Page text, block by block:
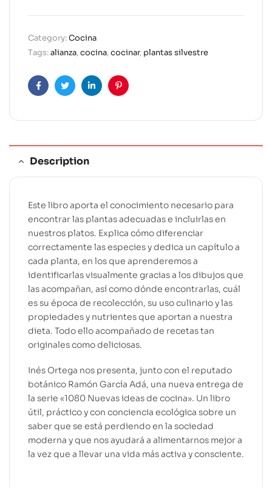
e
n
a
i
Category:Cocina
Tags:alianza,cocina,cocinar, plantas silvestre
FacebookTwitterLinkedinPinterest
Description
Este libro aporta el conocimiento necesario para
encontrar las plantas adecuadas e incluirlas en
nuestros platos. Explica cómo diferenciar
correctamente las especies y dedica un capítulo a
cada planta, en los que aprenderemos a
identificarlas visualmente gracias a los dibujos que
las acompañan, así como dónde encontrarlas, cuál
es su época de recolección, su uso culinario y las
propiedades y nutrientes que aportan a nuestra
dieta. Todo ello acompañado de recetas tan
originales como deliciosas.
Inés Ortega nos presenta, junto con el reputado
botánico Ramón García Adá, una nueva entrega de
la serie «1080 Nuevas ideas de cocina». Un libro
útil, práctico y con conciencia ecológica sobre un
saber que se está perdiendo en la sociedad
moderna y que nos ayudará a alimentarnos mejor a
la vez que a llevar una vida más activa y consciente.